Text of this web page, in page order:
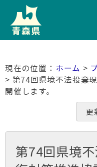
ホーム >
> 第74回県境不法投棄
開催します。
更
第74回県境